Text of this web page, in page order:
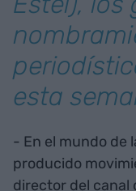
esta
- En el mundo de
producido
director del canal